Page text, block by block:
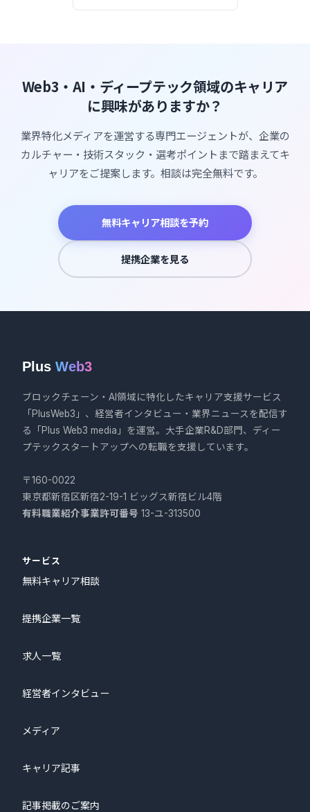
Web3・AI・ディープテック領域のキャリア
に興味がありますか？
業界特化メディアを運営する専門エージェントが、企業の
カルチャー・技術スタック・選考ポイントまで踏まえてキ
ャリアをご提案します。相談は完全無料です。
無料キャリア相談を予約
提携企業を見る
Plus Web3
ブロックチェーン・AI領域に特化したキャリア支援サービス
「PlusWeb3」、経営者インタビュー・業界ニュースを配信す
る「Plus Web3 media」を運営。大手企業R&D部門、ディー
プテックスタートアップへの転職を支援しています。
〒160-0022
東京都新宿区新宿2-19-1 ビッグス新宿ビル4階
有料職業紹介事業許可番号 13-ユ-313500
サービス
無料キャリア相談
提携企業一覧
求人一覧
経営者インタビュー
メディア
キャリア記事
記事掲載のご案内